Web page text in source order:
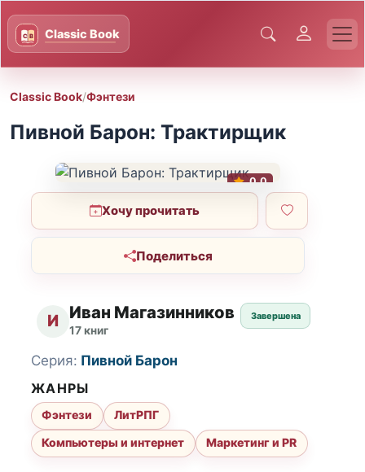
Classic Book/Фэнтези
Пивной Барон: Трактирщик
0.0
Хочу прочитать
Поделиться
И Иван Магазинников
17 книг
Завершена
Серия: Пивной Барон
ЖАНРЫ
Фэнтези
ЛитРПГ
Компьютеры и интернет
Маркетинг и PR